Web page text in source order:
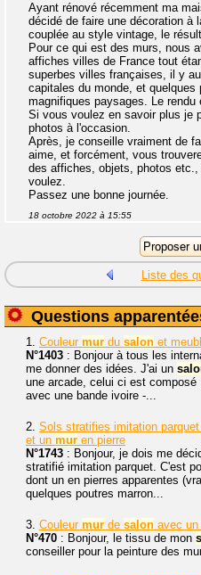
Ayant rénové récemment ma
décidé de faire une décoration à
couplée au style vintage, le
Pour ce qui est des murs, nous
affiches villes de France tout
superbes villes françaises, il y
capitales du monde, et
magnifiques paysages. Le rendu
Si vous voulez en savoir plus je
photos à l'occasion.
Après, je conseille vraiment de
aime, et forcément, vous
des affiches, objets, photos
voulez.
Passez une bonne journée.
18 octobre 2022 à 15:55
Liste des
Questions
1. Couleur mur du salon et
N°1403 : Bonjour à tous les
me donner des idées. J'ai un
une arcade, celui ci est composé
avec une bande ivoire -...
2. Sols stratifies imitation
et un mur en pierre
N°1743 : Bonjour, je dois me
stratifié imitation parquet. C'est
dont un en pierres apparentes
quelques poutres marron...
3. Couleur mur de salon avec
N°470 : Bonjour, le tissu de mon
conseiller pour la peinture des